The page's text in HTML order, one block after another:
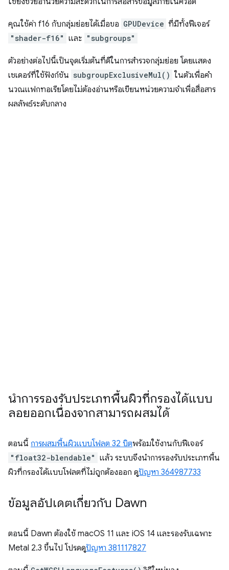
คุณใช้ค่า f16 กับกลุ่มย่อยได้เมื่อขอ GPUDevice ที่มีทั้งฟีเจอร์
"shader-f16" และ "subgroups"
ตัวอย่างต่อไปนี้เป็นจุดเริ่มต้นที่ดีในการสำรวจกลุ่มย่อย โดยแสดง
เชเดอร์ที่ใช้ฟังก์ชัน subgroupExclusiveMul() ในตัวเพื่อคำ
นวณแฟกทอเรียโดยไม่ต้องอ่านหรือเขียนหน่วยความจำเพื่อสื่อสาร
ผลลัพธ์ระดับกลาง
นำการรองรับประเภทพื้นผิวที่กรองได้แบบ
ลอยออกเนื่องจากสามารถผสมได้
ตอนนี้ การผสมพื้นผิวแบบโฟลต 32 บิตพร้อมใช้งานกับฟีเจอร์
"float32-blendable" แล้ว ระบบจึงนำการรองรับประเภทพื้น
ผิวที่กรองได้แบบโฟลตที่ไม่ถูกต้องออก ดูปัญหา 364987733
ข้อมูลอัปเดตเกี่ยวกับ Dawn
ตอนนี้ Dawn ต้องใช้ macOS 11 และ iOS 14 และรองรับเฉพาะ
Metal 2.3 ขึ้นไป โปรดดูปัญหา 381117827